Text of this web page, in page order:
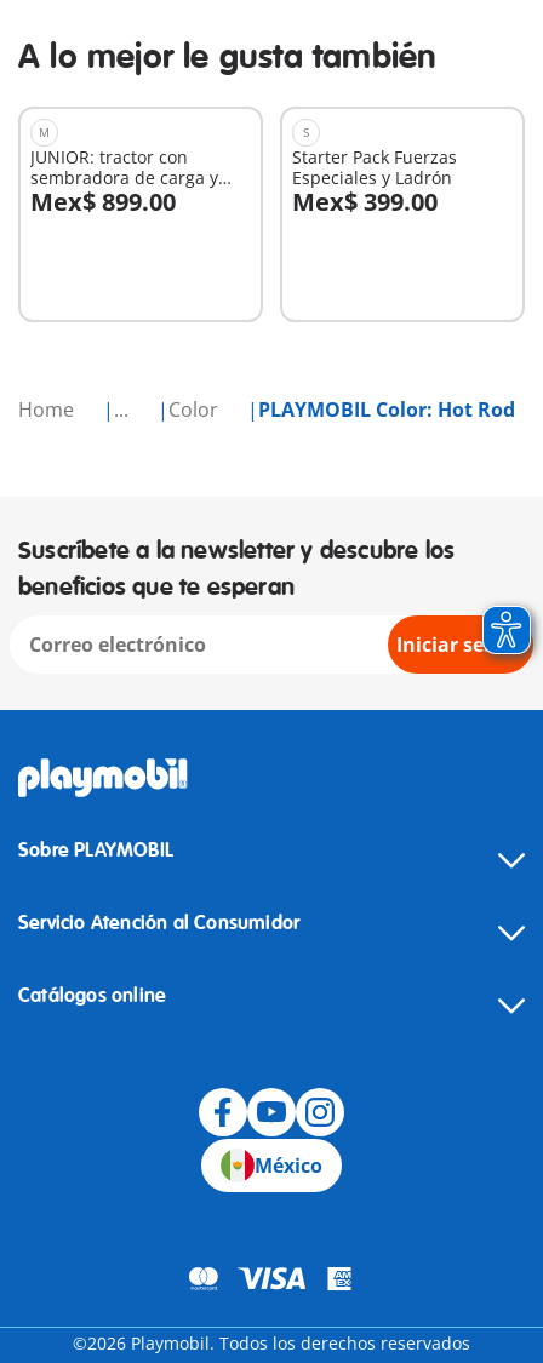
Home ... Color PLAYMOBIL Color: Hot Rod
A lo mejor le gusta también
M
JUNIOR: tractor con
sembradora de carga y
descarga
Mex$ 899.00
A la cesta
S
Starter Pack Fuerzas
Especiales y Ladrón
Mex$ 399.00
A la cesta
Suscríbete a la newsletter y descubre los
beneficios que te esperan
Iniciar sesión
Sobre PLAYMOBIL
Servicio Atención al Consumidor
Catálogos online
México
©2026 Playmobil. Todos los derechos reservados